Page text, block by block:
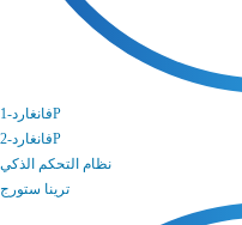
فانغارد-1P
فانغارد-2P
نظام التحكم الذكي
ترينا ستورج